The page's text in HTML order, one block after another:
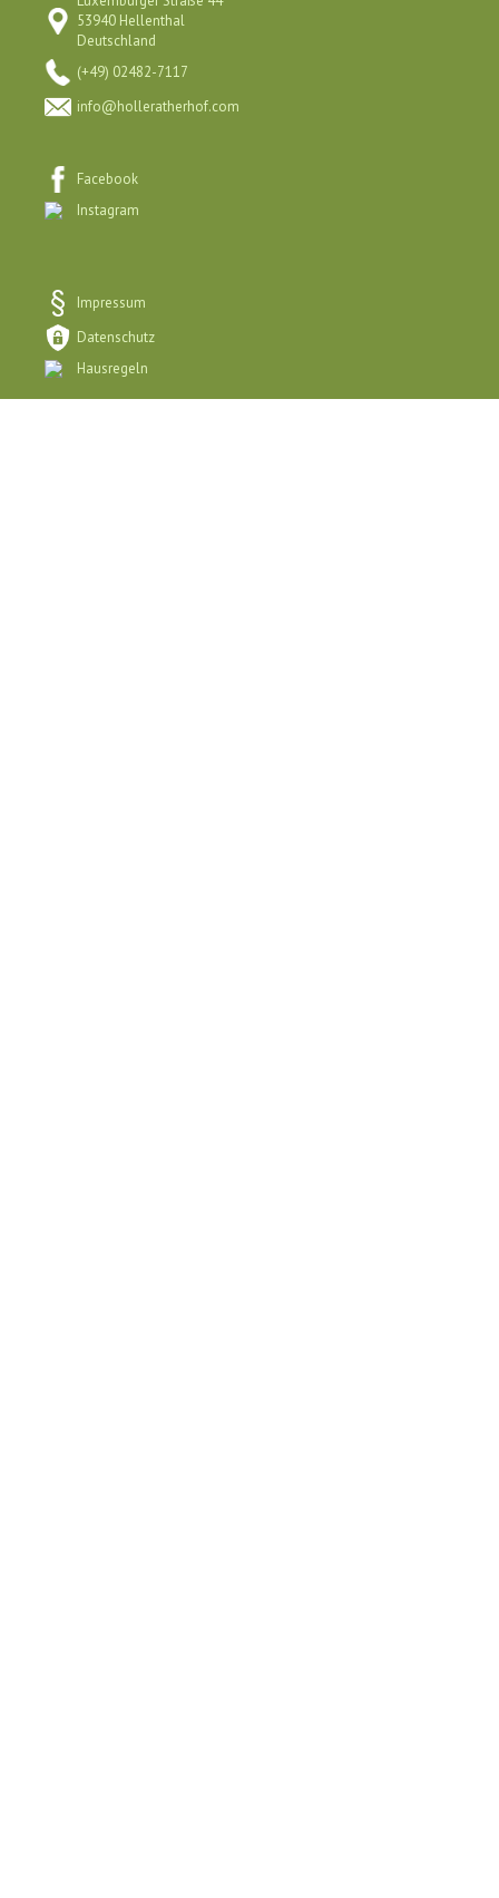
53940 Hellenthal
Deutschland
(+49) 02482-7117
info@holleratherhof.com
Facebook
Instagram
Impressum
Datenschutz
Hausregeln